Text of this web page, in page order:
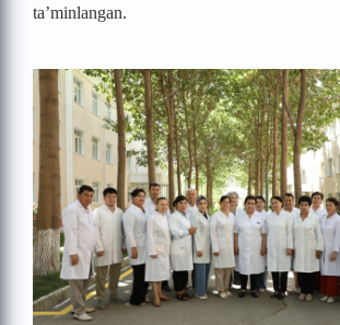
ta’minlangan.